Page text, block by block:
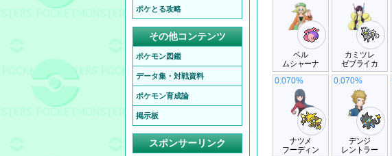
ベル
ムシャーナ
カミツレ
ゼブライカ
ナツメ
フーディン
0.070%
デンジ
レントラー
0.070%
ポケとる攻略
その他コンテンツ
ポケモン図鑑
データ集・対戦資料
ポケモン育成論
掲示板
スポンサーリンク